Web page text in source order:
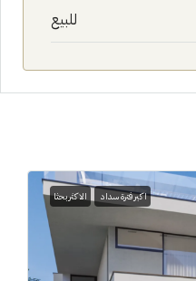
للبيع
اكبر فترة سداد الاكثر بحثا